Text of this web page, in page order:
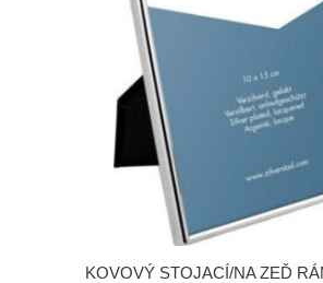
KOVOVÝ STOJACÍ/NA ZEĎ